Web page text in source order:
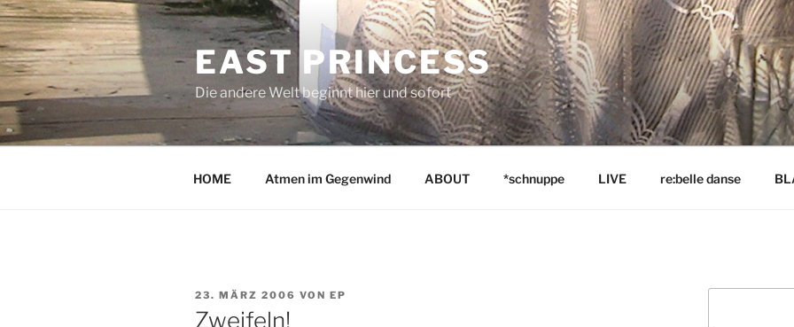
Zum
Inhalt
springen
EAST PRINCESS
Die andere Welt beginnt hier und sofort
HOME Atmen im Gegenwind ABOUT *schnuppe LIVE re:belle danse
VERÖFFENTLICHT
AM
23. MÄRZ 2006 VON EP
Zweifeln!